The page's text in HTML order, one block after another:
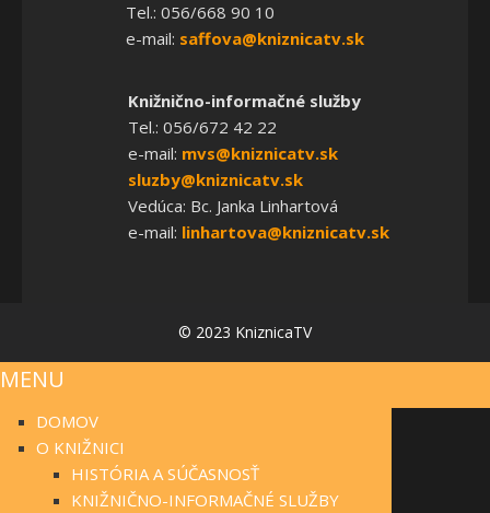
Tel.: 056/668 90 10
e-mail: saffova@kniznicatv.sk
Knižnično-informačné služby
Tel.: 056/672 42 22
e-mail: mvs@kniznicatv.sk
sluzby@kniznicatv.sk
Vedúca: Bc. Janka Linhartová
e-mail: linhartova@kniznicatv.sk
© 2023 KniznicaTV
MENU
DOMOV
O KNIŽNICI
HISTÓRIA A SÚČASNOSŤ
KNIŽNIČNO-INFORMAČNÉ SLUŽBY